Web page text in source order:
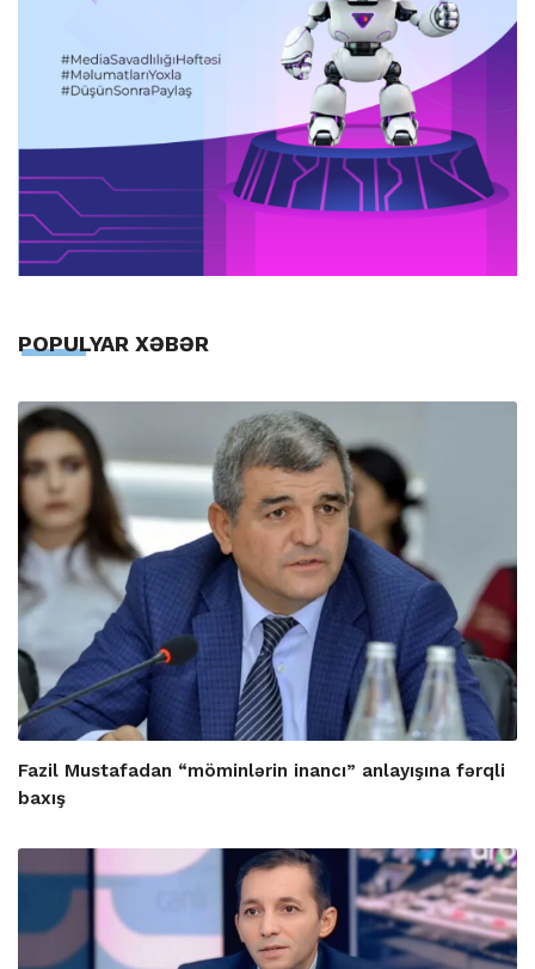
POPULYAR XƏBƏR
Fazil Mustafadan “möminlərin inancı” anlayışına fərqli
baxış